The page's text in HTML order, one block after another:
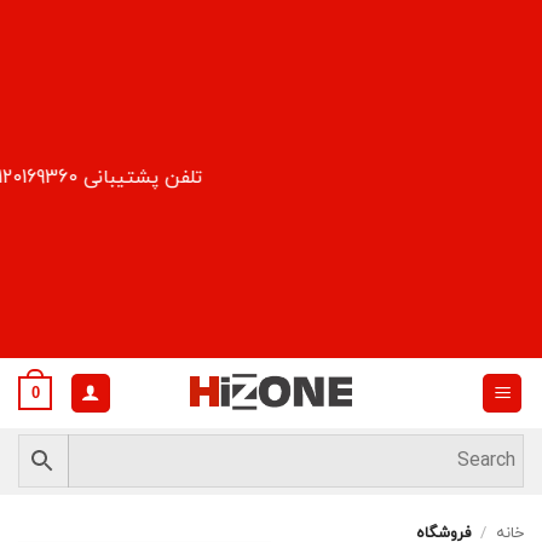
تلفن پشتیبانی 09120169360
0
خانه / فروشگاه